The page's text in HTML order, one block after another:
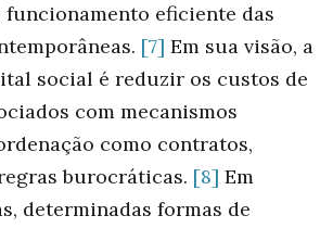
eficiente das
[7] Em sua visão, a
social é reduzir os custos de
com mecanismos
como contratos,
burocráticas. [8] Em
determinadas formas de